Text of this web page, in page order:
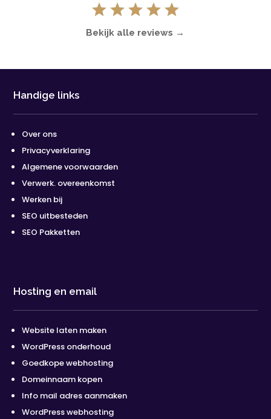
Bekijk alle reviews →
Handige links
Over ons
Privacyverklaring
Algemene voorwaarden
Verwerk. overeenkomst
Werken bij
SEO uitbesteden
SEO Pakketten
Hosting en email
Website laten maken
WordPress onderhoud
Goedkope webhosting
Domeinnaam kopen
Info mail adres aanmaken
WordPress webhosting